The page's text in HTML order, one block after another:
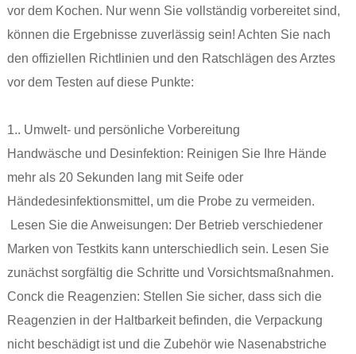
vor dem Kochen. Nur wenn Sie vollständig vorbereitet sind,
können die Ergebnisse zuverlässig sein! Achten Sie nach
den offiziellen Richtlinien und den Ratschlägen des Arztes
vor dem Testen auf diese Punkte:
1.. Umwelt- und persönliche Vorbereitung
‌Handwäsche und Desinfektion: Reinigen Sie Ihre Hände
mehr als 20 Sekunden lang mit Seife oder
Händedesinfektionsmittel, um die Probe zu vermeiden.
‌ Lesen Sie die Anweisungen: Der Betrieb verschiedener
Marken von Testkits kann unterschiedlich sein. Lesen Sie
zunächst sorgfältig die Schritte und Vorsichtsmaßnahmen.
‌Conck die Reagenzien: Stellen Sie sicher, dass sich die
Reagenzien in der Haltbarkeit befinden, die Verpackung
nicht beschädigt ist und die Zubehör wie Nasenabstriche